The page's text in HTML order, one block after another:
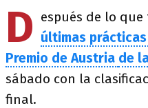
D espués de lo que
últimas
Premio de Austria de
sábado con la
final.